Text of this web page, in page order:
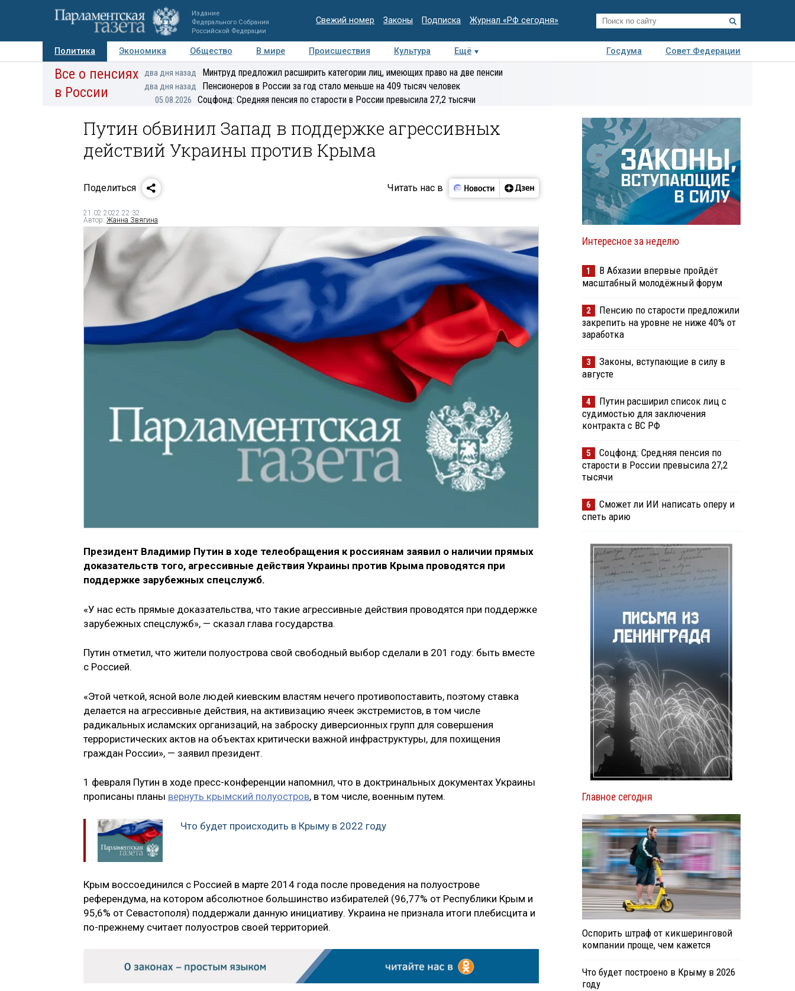
Издание
Федерального Собрания
Российской Федерации
Свежий номер Законы Подписка Журнал «РФ сегодня»
Политика Экономика Общество В мире Происшествия Культура Ещё Госдума
Совет Федерации
Авторы Персоны Мнения Регионы Медиацентр Интервью Колумнисты
Деловая
Все о пенсиях
в России
два дня назад Минтруд предложил расширить категории лиц, имеющих право на две пенсии
два дня назад Пенсионеров в России за год стало меньше на 409 тысяч человек
05.08.2026 Соцфонд: Средняя пенсия по старости в России превысила 27,2 тысячи
Путин обвинил Запад в поддержке агрессивных
действий Украины против Крыма
Поделиться Читать нас в
21.02.2022 22:32
Автор: Жанна Звягина
Президент Владимир Путин в ходе телеобращения к россиянам заявил о наличии прямых
доказательств того, агрессивные действия Украины против Крыма проводятся при
поддержке зарубежных спецслужб.
«У нас есть прямые доказательства, что такие агрессивные действия проводятся при поддержке
зарубежных спецслужб», — сказал глава государства.
Путин отметил, что жители полуострова свой свободный выбор сделали в 201 году: быть вместе
с Россией.
«Этой четкой, ясной воле людей киевским властям нечего противопоставить, поэтому ставка
делается на агрессивные действия, на активизацию ячеек экстремистов, в том числе
радикальных исламских организаций, на заброску диверсионных групп для совершения
террористических актов на объектах критически важной инфраструктуры, для похищения
граждан России», — заявил президент.
1 февраля Путин в ходе пресс-конференции напомнил, что в доктринальных документах Украины
прописаны планы вернуть крымский полуостров, в том числе, военным путем.
Что будет происходить в Крыму в 2022 году
Крым воссоединился с Россией в марте 2014 года после проведения на полуострове
референдума, на котором абсолютное большинство избирателей (96,77% от Республики Крым и
95,6% от Севастополя) поддержали данную инициативу. Украина не признала итоги плебисцита и
по-прежнему считает полуостров своей территорией.
Интересное за неделю
1
В Абхазии впервые пройдёт
масштабный молодёжный форум
2
Пенсию по старости предложили
закрепить на уровне не ниже 40% от
заработка
3
Законы, вступающие в силу в
августе
4
Путин расширил список лиц с
судимостью для заключения
контракта с ВС РФ
5
Соцфонд: Средняя пенсия по
старости в России превысила 27,2
тысячи
6
Сможет ли ИИ написать оперу и
спеть арию
Главное сегодня
Оспорить штраф от кикшеринговой
компании проще, чем кажется
Что будет построено в Крыму в 2026
году